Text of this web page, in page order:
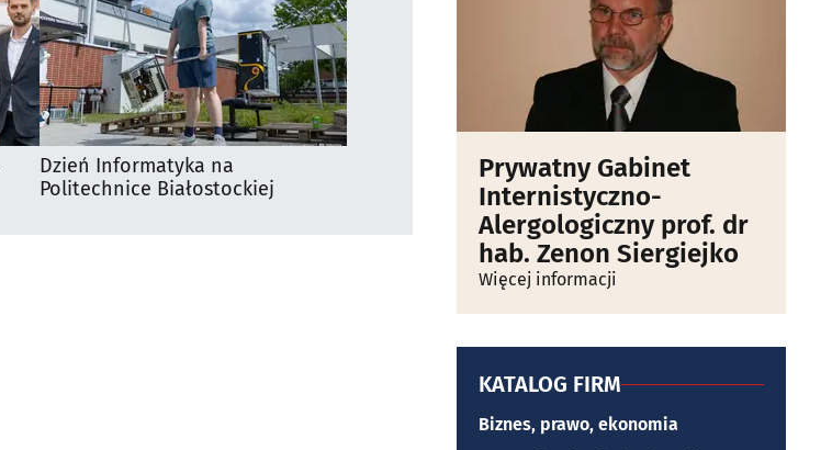
Dzień Informatyka na
Politechnice Białostockiej
Prywatny Gabinet
Internistyczno-
Alergologiczny prof. dr
hab. Zenon Siergiejko
Więcej informacji
KATALOG FIRM
Biznes, prawo, ekonomia